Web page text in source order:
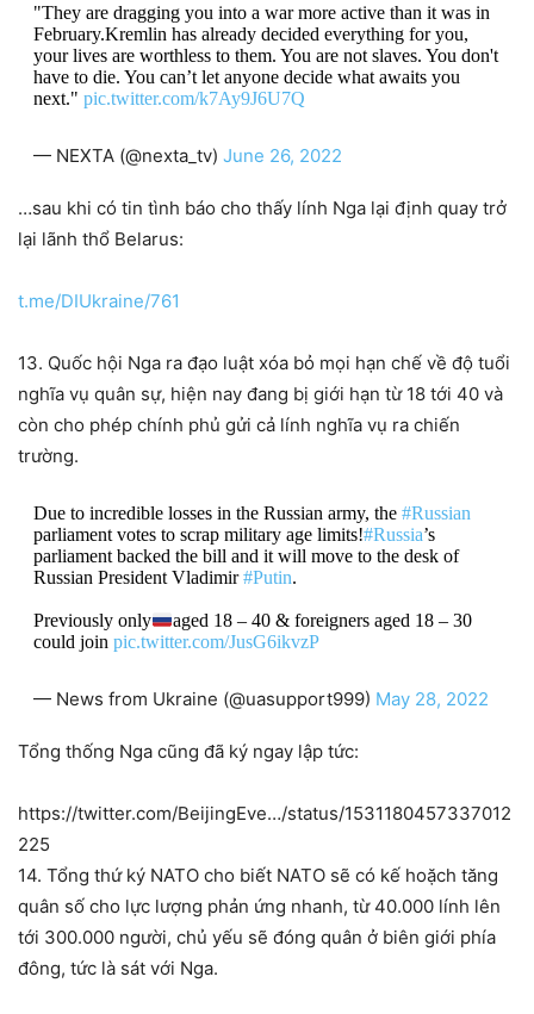
"They are dragging you into a war more active than it was in
February.Kremlin has already decided everything for you,
your lives are worthless to them. You are not slaves. You don't
have to die. You can’t let anyone decide what awaits you
next." pic.twitter.com/k7Ay9J6U7Q
— NEXTA (@nexta_tv) June 26, 2022
…sau khi có tin tình báo cho thấy lính Nga lại định quay trở
lại lãnh thổ Belarus:
t.me/DIUkraine/761
13. Quốc hội Nga ra đạo luật xóa bỏ mọi hạn chế về độ tuổi
nghĩa vụ quân sự, hiện nay đang bị giới hạn từ 18 tới 40 và
còn cho phép chính phủ gửi cả lính nghĩa vụ ra chiến
trường.
Due to incredible losses in the Russian army, the #Russian
parliament votes to scrap military age limits!#Russia’s
parliament backed the bill and it will move to the desk of
Russian President Vladimir#Putin.
Previously only
aged 18 – 40 & foreigners aged 18 – 30
could join pic.twitter.com/JusG6ikvzP
— News from Ukraine (@uasupport999) May 28, 2022
Tổng thống Nga cũng đã ký ngay lập tức:
https://twitter.com/BeijingEve…/status/1531180457337012
225
14. Tổng thứ ký NATO cho biết NATO sẽ có kế hoặch tăng
quân số cho lực lượng phản ứng nhanh, từ 40.000 lính lên
tới 300.000 người, chủ yếu sẽ đóng quân ở biên giới phía
đông, tức là sát với Nga.